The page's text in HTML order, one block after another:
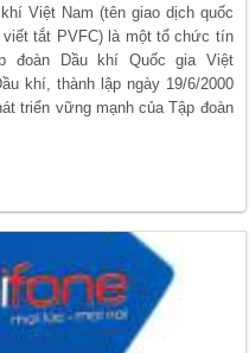
Việt Nam (tên giao dịch quốc
viết tắt PVFC) là một tổ chức tín
đoàn Dầu khí Quốc gia Việt
khí, thành lập ngày 19/6/2000
triển vững mạnh của Tập đoàn